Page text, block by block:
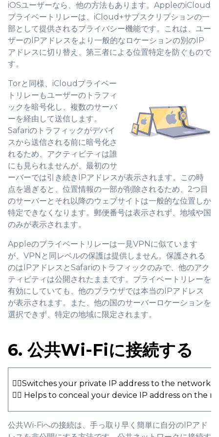
iOSユーザーなら、他の方法もあります。AppleのiCloud
プライベートリレーは、iCloud+サブスクリプションの一
部として提供されるプライバシー機能です。これは、ユー
ザーのIPアドレスをより一般的なロケーションの別のIP
アドレスに切り替え、第三者による位置特定を防ぐもので
す。
Torと同様、iCloudプライベー
トリレーもユーザーのトラフィ
ックを暗号化し、複数のサーバ
ーを経由して送信します。
Safariのトラフィックがデバイ
スから送信される前に暗号化さ
れるため、アクティビティは誰
にも見られませんが、最初のサ
ーバーでは引き続きIPアドレスが表示されます。この時
点を過ぎると、位置情報の一部が削除されるため、2つ目
のサーバーとそれ以降のウェブサイトは一般的な位置しか
特定できなくなります。郵便番号は表示されず、地域や国
のみが表示されます。
Appleのプライベートリレーは一見VPNに似ています
が、VPNと同レベルの保護は提供しません。保護される
のはIPアドレスとSafariのトラフィックのみで、他のアク
ティビティは公開されたままです。プライベートリレーを
有効にしていても、他のブラウザでは本当のIPアドレス
が表示されます。また、他の国のサーバーロケーションを
選択できず、特定の地域に限定されます。
6. 公共Wi-Fiに接続する
👍🏻Switches your private IP address to the network
👍🏻 Helps to conceal your device IP address on the
公共Wi-Fiへの接続は、手っ取り早く簡単に自分のIPアド